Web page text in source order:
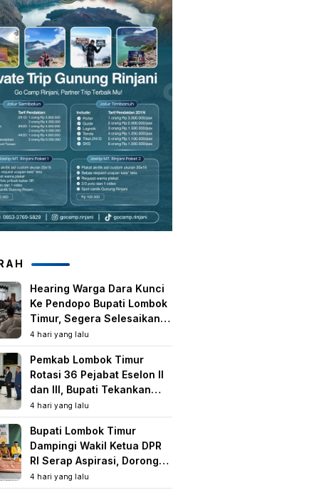
Hearing Warga Dara Kunci
Ke Pendopo Bupati Lombok
Timur, Segera Selesaikan
Konflik Agraria Eks HGU
Tanjung Kenanga
4 hari yang lalu
Pemkab Lombok Timur
Rotasi 36 Pejabat Eselon II
dan III, Bupati Tekankan
Peningkatan Kinerja dan
Pelayanan Publik
4 hari yang lalu
Bupati Lombok Timur
Dampingi Wakil Ketua DPR
RI Serap Aspirasi, Dorong
Program Strategis untuk
4 hari yang lalu